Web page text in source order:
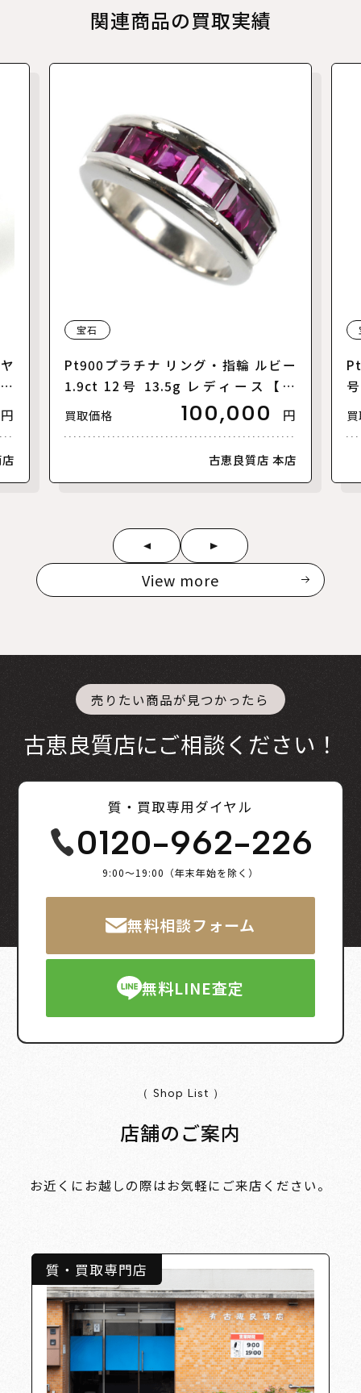
関連商品の買取実績
円
宝石
Pt900プラチナ リング・指輪 ルビー
1.9ct 12号 13.5g レディース【中
古】
買取価格 100,000 円
古恵良質店 本店
View more
売りたい商品が見つかったら
古恵良質店にご相談ください！
質・買取専用ダイヤル
0120-962-226
9:00～19:00（年末年始を除く）
無料相談フォーム
無料LINE査定
（ Shop List ）
店舗のご案内
お近くにお越しの際はお気軽にご来店ください。
質・買取専門店